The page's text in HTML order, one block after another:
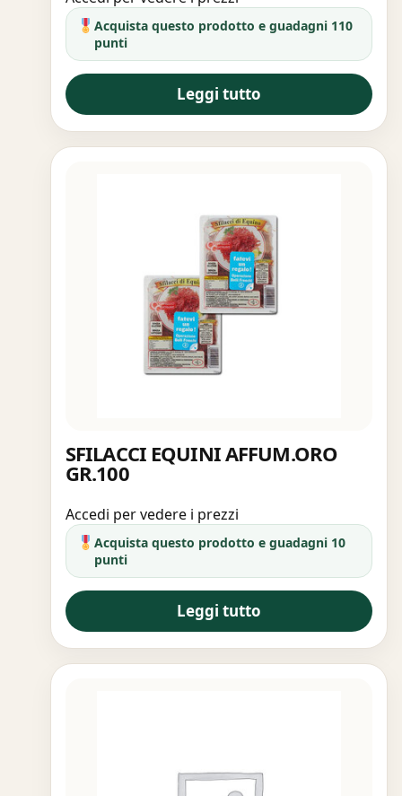
Acquista questo prodotto e guadagni 110
punti
Leggi tutto
SFILACCI EQUINI AFFUM.ORO
GR.100
Accedi per vedere i prezzi
Acquista questo prodotto e guadagni 10
punti
Leggi tutto